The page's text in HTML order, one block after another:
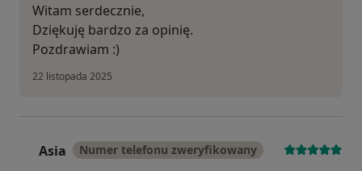
Witam serdecznie,
Dziękuję bardzo za opinię.
Pozdrawiam :)
22 listopada 2025
Asia Numer telefonu zweryfikowany